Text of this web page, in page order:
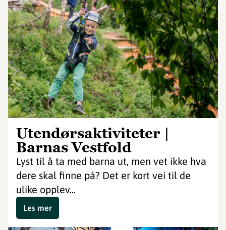
Utendørsaktiviteter |
Barnas Vestfold
Lyst til å ta med barna ut, men vet ikke hva
dere skal finne på? Det er kort vei til de
ulike opplev...
Les mer